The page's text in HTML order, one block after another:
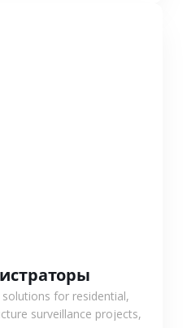
solutions for residential,
surveillance projects,